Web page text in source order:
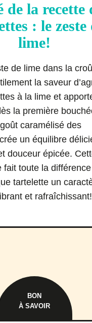
de la recette
: le zeste
lime!
de lime dans la
la saveur
à la lime et
la première
caramélisé des
un équilibre
douceur épicée.
fait toute la
tartelette un
et rafraîchissant!
BON
À SAVOIR